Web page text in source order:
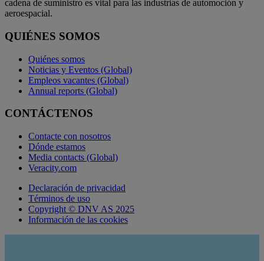
cadena de suministro es vital para las industrias de automoción y
aeroespacial.
QUIÉNES SOMOS
Quiénes somos
Noticias y Eventos (Global)
Empleos vacantes (Global)
Annual reports (Global)
CONTÁCTENOS
Contacte con nosotros
Dónde estamos
Media contacts (Global)
Veracity.com
Declaración de privacidad
Términos de uso
Copyright © DNV AS 2025
Información de las cookies